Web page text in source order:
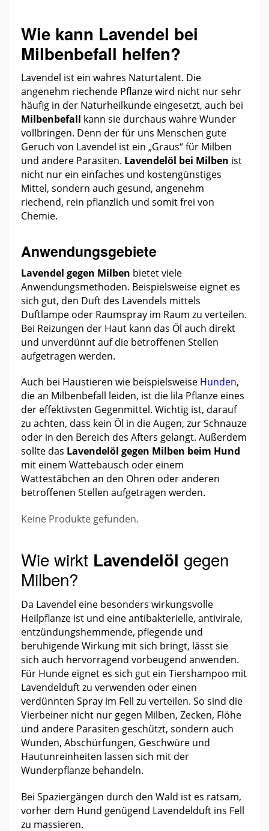
Wie kann Lavendel bei
Milbenbefall helfen?
Lavendel ist ein wahres Naturtalent. Die
angenehm riechende Pflanze wird nicht nur sehr
häufig in der Naturheilkunde eingesetzt, auch bei
Milbenbefall kann sie durchaus wahre Wunder
vollbringen. Denn der für uns Menschen gute
Geruch von Lavendel ist ein „Graus“ für Milben
und andere Parasiten. Lavendelöl bei Milben ist
nicht nur ein einfaches und kostengünstiges
Mittel, sondern auch gesund, angenehm
riechend, rein pflanzlich und somit frei von
Chemie.
Anwendungsgebiete
Lavendel gegen Milben bietet viele
Anwendungsmethoden. Beispielsweise eignet es
sich gut, den Duft des Lavendels mittels
Duftlampe oder Raumspray im Raum zu verteilen.
Bei Reizungen der Haut kann das Öl auch direkt
und unverdünnt auf die betroffenen Stellen
aufgetragen werden.
Auch bei Haustieren wie beispielsweise Hunden,
die an Milbenbefall leiden, ist die lila Pflanze eines
der effektivsten Gegenmittel. Wichtig ist, darauf
zu achten, dass kein Öl in die Augen, zur Schnauze
oder in den Bereich des Afters gelangt. Außerdem
sollte das Lavendelöl gegen Milben beim Hund
mit einem Wattebausch oder einem
Wattestäbchen an den Ohren oder anderen
betroffenen Stellen aufgetragen werden.
Keine Produkte gefunden.
Wie wirkt Lavendelöl gegen
Milben?
Da Lavendel eine besonders wirkungsvolle
Heilpflanze ist und eine antibakterielle, antivirale,
entzündungshemmende, pflegende und
beruhigende Wirkung mit sich bringt, lässt sie
sich auch hervorragend vorbeugend anwenden.
Für Hunde eignet es sich gut ein Tiershampoo mit
Lavendelduft zu verwenden oder einen
verdünnten Spray im Fell zu verteilen. So sind die
Vierbeiner nicht nur gegen Milben, Zecken, Flöhe
und andere Parasiten geschützt, sondern auch
Wunden, Abschürfungen, Geschwüre und
Hautunreinheiten lassen sich mit der
Wunderpflanze behandeln.
Bei Spaziergängen durch den Wald ist es ratsam,
vorher dem Hund genügend Lavendelduft ins Fell
zu massieren.